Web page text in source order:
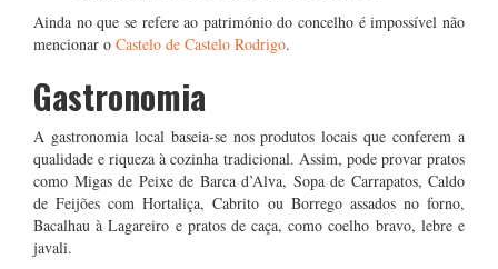
Ainda no que se refere ao património do concelho é impossível não
mencionar o Castelo de Castelo Rodrigo.
Gastronomia
A gastronomia local baseia-se nos produtos locais que conferem a
qualidade e riqueza à cozinha tradicional. Assim, pode provar pratos
como Migas de Peixe de Barca d’Alva, Sopa de Carrapatos, Caldo
de Feijões com Hortaliça, Cabrito ou Borrego assados no forno,
Bacalhau à Lagareiro e pratos de caça, como coelho bravo, lebre e
javali.